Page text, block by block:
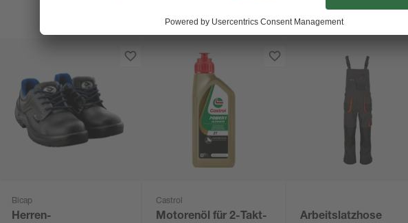
Bicap
Herren-
Castrol
Motorenöl für 2-Takt-
Arbeitslatzhose